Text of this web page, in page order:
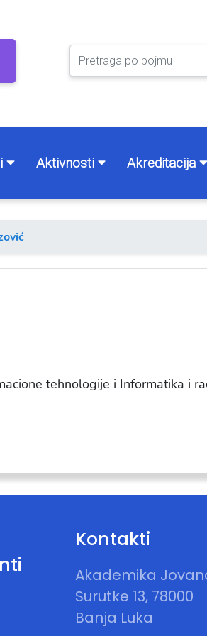
Aktivnosti Akreditacija
tehnologije i Informatika i
Kontakti
Akademika
Surutke 13, 78000
Banja Luka